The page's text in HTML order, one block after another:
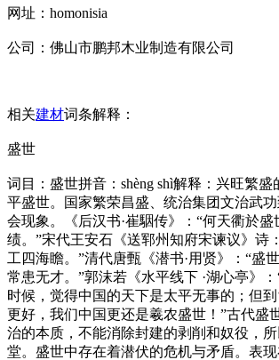
网址：homonisia
公司：佛山市鹏邦木业制造有限公司
相关建材词条解释：
盛世
词目：盛世拼音：shèng shì解释：兴旺繁
平盛世。国家繁荣昌盛、统治集团文治武
会现象。《后汉书·崔駰传》：“何天衢於
绩。”宋代王安石《送郓州知府宋谏议》诗
工四海瞻。”清代唐甄《潜书·用贤》：“盛
常患无才。”郭沫若《水平线下 ·湖心亭》
时候，觉得中国的天下是太平无事的；但到
更好，我们中国更还是羲农盛世！”古代盛
治的本质，不能消除封建的剥削和奴役，
堂。盛世中存在着潜伏的危机与矛盾。表